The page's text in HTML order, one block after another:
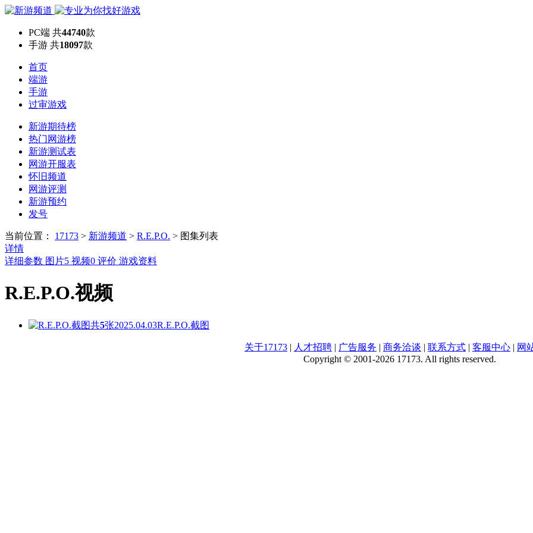
PC端 共44740款
手游 共18097款
首页
端游
手游
过审游戏
新游期待榜
热门网游榜
新游测试表
网游开服表
怀旧频道
网游评测
新游预约
发号
当前位置： 17173 > 新游频道 > R.E.P.O. > 图集列表
详情
详细参数 图片5 视频0 评价 游戏资料
R.E.P.O.视频
共5张2025.04.03R.E.P.O.截图
关于17173 | 人才招聘 | 广告服务 | 商务洽谈 | 联系方式 | 客服中心 | 网
Copyright © 2001-2026 17173. All rights reserved.